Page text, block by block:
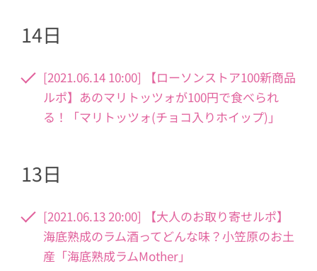
14日
[2021.06.14 10:00] 【ローソンストア100新商品
ルポ】あのマリトッツォが100円で食べられ
る！「マリトッツォ(チョコ入りホイップ)」
13日
[2021.06.13 20:00] 【大人のお取り寄せルポ】
海底熟成のラム酒ってどんな味？小笠原のお土
産「海底熟成ラムMother」